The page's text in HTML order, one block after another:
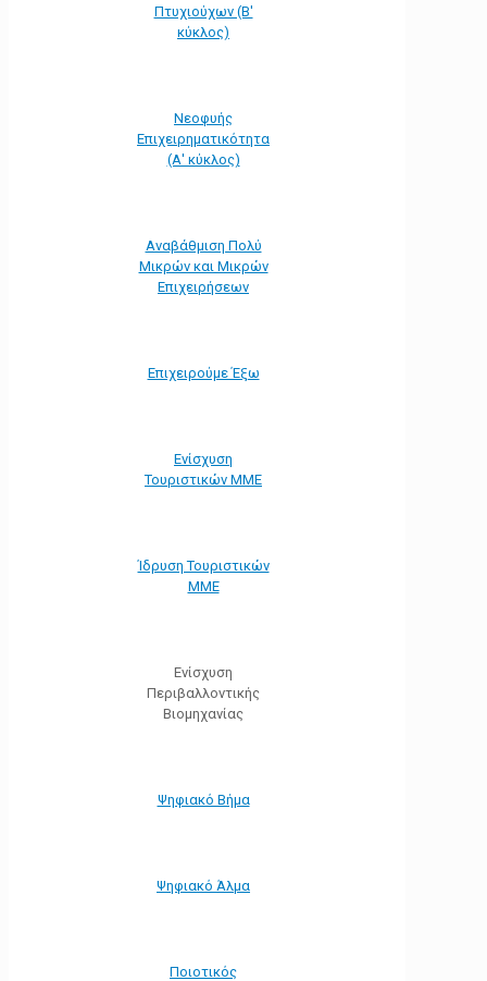
Πτυχιούχων (Β'
κύκλος)
Νεοφυής
Επιχειρηματικότητα
(Α' κύκλος)
Αναβάθμιση Πολύ
Μικρών και Μικρών
Επιχειρήσεων
Επιχειρούμε Έξω
Ενίσχυση
Τουριστικών ΜΜΕ
Ίδρυση Τουριστικών
ΜΜΕ
Ενίσχυση
Περιβαλλοντικής
Βιομηχανίας
Ψηφιακό Βήμα
Ψηφιακό Άλμα
Ποιοτικός